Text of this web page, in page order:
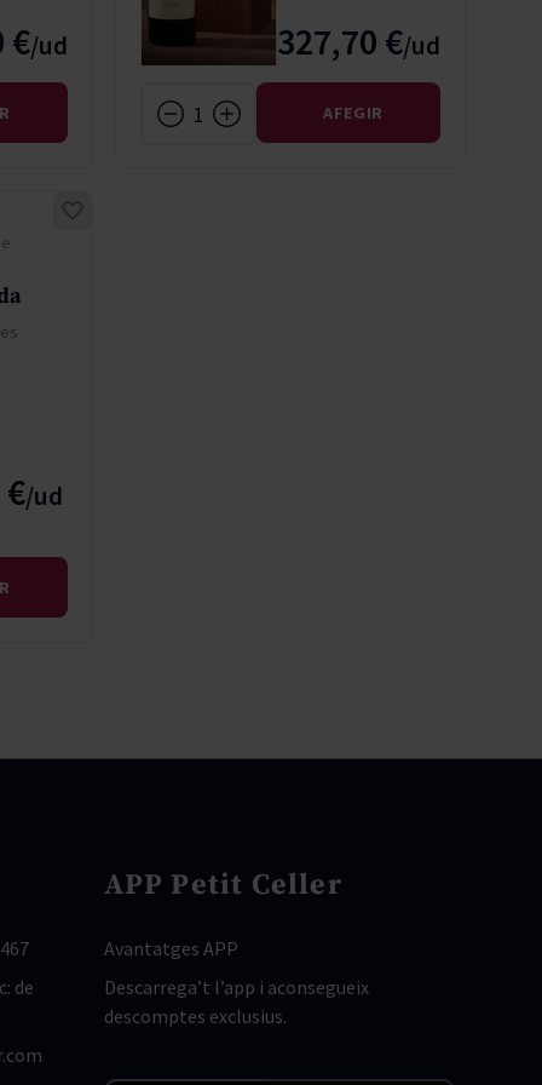
€ 327,70 €
AFEGIR
de
APP Petit Celler
Avantatges APP
Descarrega’t l’app i aconsegueix
descomptes exclusius.